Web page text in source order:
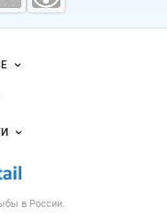
в России.
данных